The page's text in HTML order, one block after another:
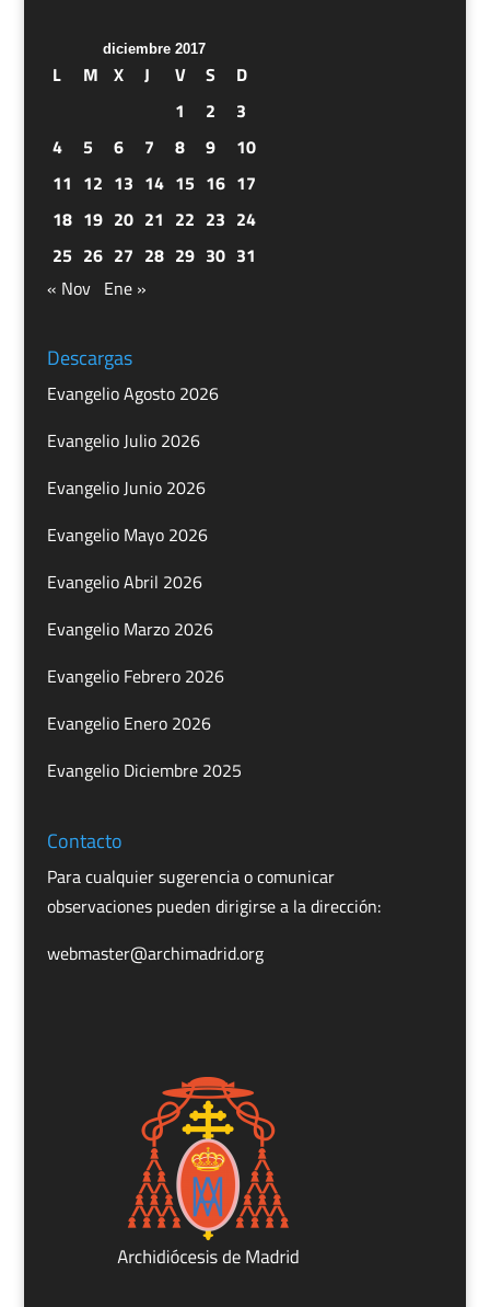
diciembre 2017
L M X J V S
D
1
2
3
4
5 6 7 8 9
10
11 12 13 14 15 16 17
18 19 20 21 22 23 24
25 26 27 28 29 30 31
« Nov Ene »
Descargas
Evangelio Agosto 2026
Evangelio Julio 2026
Evangelio Junio 2026
Evangelio Mayo 2026
Evangelio Abril 2026
Evangelio Marzo 2026
Evangelio Febrero 2026
Evangelio Enero 2026
Evangelio Diciembre 2025
Contacto
Para cualquier sugerencia o comunicar
observaciones pueden dirigirse a la dirección:
webmaster@archimadrid.org